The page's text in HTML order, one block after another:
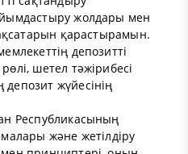
жолдары мен
қарастырамын.
депозитті
шетел тәжірибесі
жүйесінің
Республикасының
және жетілдіру